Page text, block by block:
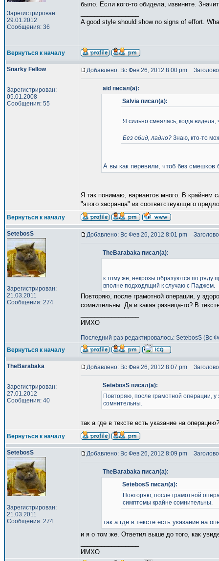
Зарегистрирован:
29.01.2012
Сообщения: 36
было. Если кого-то обидела, извините.
A good style should show no signs of effort.
Вернуться к началу
Snarky Fellow
Зарегистрирован:
05.01.2008
Сообщения: 55
Добавлено: Вс Фев 26, 2012 8:00 pm
aid писал(а):
Salvia писал(а):
Я сильно смеялась, когда
Без обид, ладно? Знаю, кто-то
А вы как перевили, чтоб без смешков
Я так понимаю, вариантов много. В крайнем
"этого засранца" из соответствующего
Вернуться к началу
SetebosS
Зарегистрирован:
21.03.2011
Сообщения: 274
Добавлено: Вс Фев 26, 2012 8:01 pm
TheBarabaka писал(а):
к тому же, некрозы образуются по ряду
вполне подходящий к случаю с Паджем.
Повторяю, после грамотной операции, у
сомнительны. Да и какая разница-то? В
ИМХО
Последний раз редактировалось: SetebosS (Вс
Вернуться к началу
TheBarabaka
Зарегистрирован:
27.01.2012
Сообщения: 40
Добавлено: Вс Фев 26, 2012 8:07 pm
SetebosS писал(а):
Повторяю, после грамотной операции,
сомнительны.
так а где в тексте есть указание на
Вернуться к началу
SetebosS
Зарегистрирован:
21.03.2011
Сообщения: 274
Добавлено: Вс Фев 26, 2012 8:09 pm
TheBarabaka писал(а):
SetebosS писал(а):
Повторяю, после грамотной
симптомы крайне сомнительны.
так а где в тексте есть указание на
и я о том же. Ответил выше до того, как
ИМХО